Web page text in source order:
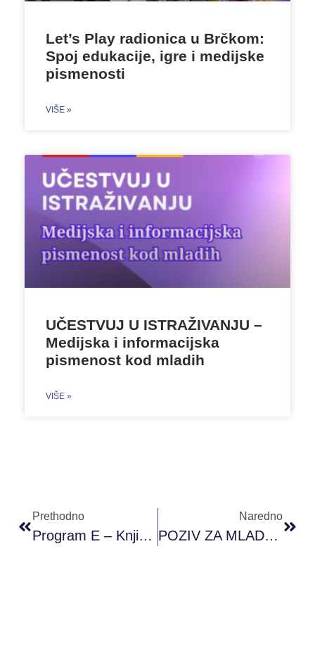
Let’s Play radionica u Brčkom:
Spoj edukacije, igre i medijske
pismenosti
VIŠE »
UČESTVUJ U ISTRAŽIVANJU –
Medijska i informacijska
pismenost kod mladih
VIŠE »
Prethodno
Program E – Knjiga Aktivnosti
Naredno
POZIV ZA MLADE IZ SARAJEVA – Radionica ,,S Emocijama Na TI”